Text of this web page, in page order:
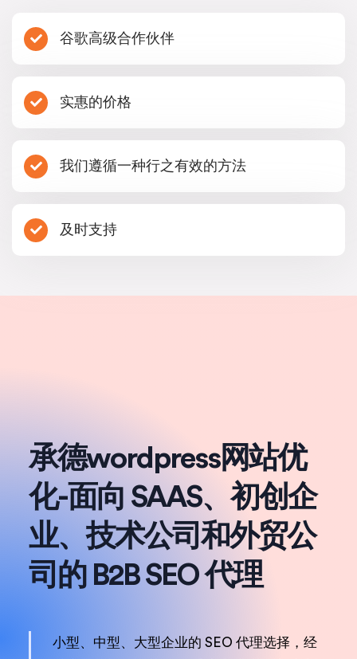
谷歌高级合作伙伴
实惠的价格
我们遵循一种行之有效的方法
及时支持
承德wordpress网站优
化-面向 SAAS、初创企
业、技术公司和外贸公
司的 B2B SEO 代理
小型、中型、大型企业的 SEO 代理选择，经